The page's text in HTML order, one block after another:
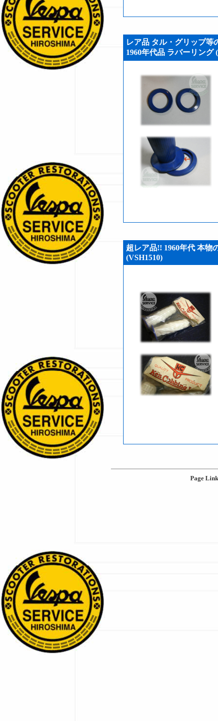
レア品 タル・グリップ
1960年代品 ラバーリング
超レア品!! 1960年代 本
(VSH1510)
Page Link